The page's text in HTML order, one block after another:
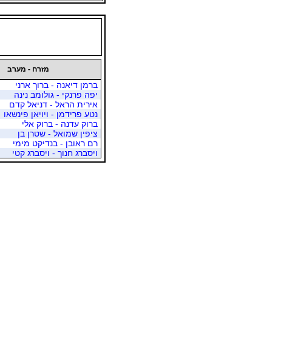
מזרח - מערב
ברמן דיאנה - ברוך ארני
יפה פרנקי - גולומב נינה
אירית הראל - דניאל קדם
נטע פרידמן - ויויאן פינשאו
ברוק עדנה - ברוק אלי
ציפין שמואל - שטרן בן
רם ראובן - בנדיקט מימי
ויסברג חנוך - ויסברג קטי